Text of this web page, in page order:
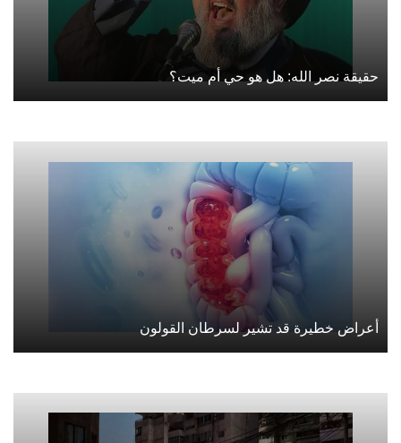
حقيقة نصر الله: هل هو حي أم ميت؟
أعراض خطيرة قد تشير لسرطان القولون